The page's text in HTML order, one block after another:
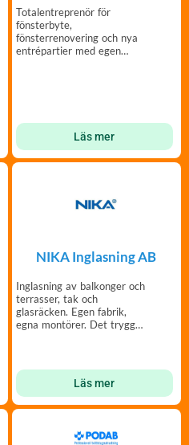
Totalentreprenör för
fönsterbyte,
fönsterrenovering och nya
entrépartier med egen
Läs mer
NIKA Inglasning AB
Inglasning av balkonger och
terrasser, tak och
glasräcken. Egen fabrik,
egna montörer. Det trygga
Läs mer